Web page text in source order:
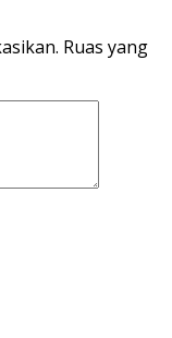
Ruas yang